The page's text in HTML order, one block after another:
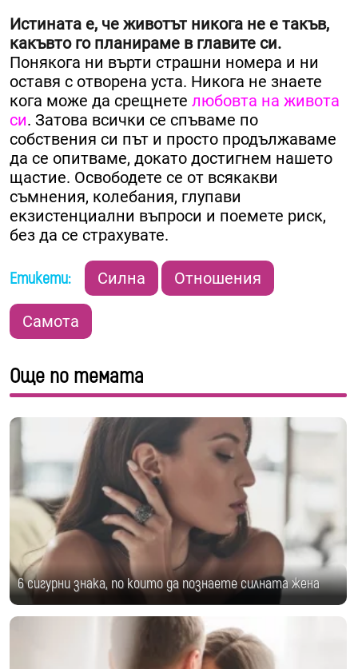
Истината е, че животът никога не е такъв,
какъвто го планираме в главите си.
Понякога ни върти страшни номера и ни
оставя с отворена уста. Никога не знаете
кога може да срещнете любовта на живота
си. Затова всички се спъваме по
собствения си път и просто продължаваме
да се опитваме, докато достигнем нашето
щастие. Освободете се от всякакви
съмнения, колебания, глупави
екзистенциални въпроси и поемете риск,
без да се страхувате.
Етикети: Силна Отношения
Самота
Още по темата
6 сигурни знака, по които да познаете силната жена